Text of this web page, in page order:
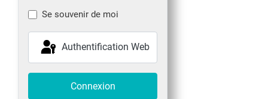
Se souvenir de moi
Authentification Web
Connexion